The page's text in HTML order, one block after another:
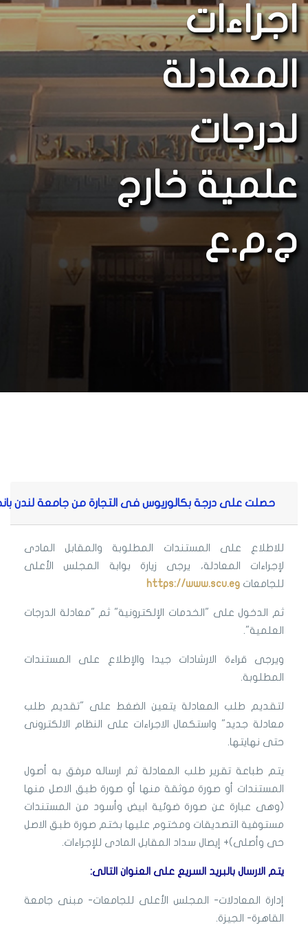
اجراءات
المعادلة
لدرجات
علمية خارج
ج.م.ع
حصلت على درجة بكالوريوس فى التجارة من جامعة لندن
للاطلاع على المستندات المطلوبة والمقابل المادى
لإجراءات المعادلة، يرجى زيارة بوابة المجلس الأعلى
للجامعات https://www.scu.eg
ثم الدخول على "الخدمات الإلكترونية" ثم "معادلة الدرجات
العلمية".
ويرجى قراءة الارشادات جيدا والإطلاع على المستندات
المطلوبة.
لتقديم طلب المعادلة يتعين الضغط على "تقديم طلب
معادلة جديد" واستكمال الاجراءات على النظام الالكترونى
حتى نهايتها.
يتم طباعة تقرير طلب المعادلة ثم ارساله مرفق به أصول
المستندات أو صورة موثقة منها أو صورة طبق الاصل منها
(وهى عبارة عن صورة ضوئية ابيض وأسود من المستندات
مستوفية التصديقات ومختوم عليها بختم صورة طبق الاصل
حى وأصلى)+ إيصال سداد المقابل المادى للإجراءات.
يتم الارسال بالبريد السريع على العنوان التالى:
إدارة المعادلات- المجلس الأعلى للجامعات- مبنى جامعة
القاهرة- الجيزة.